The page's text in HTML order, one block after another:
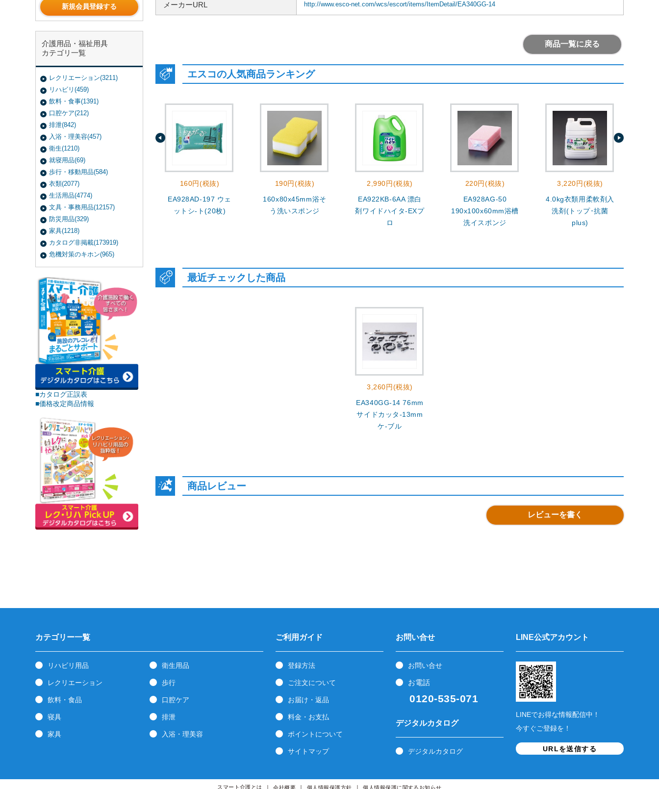
新規会員登録する
介護用品・福祉用具
カテゴリ一覧
レクリエーション(3211)
リハビリ(459)
飲料・食事(1391)
口腔ケア(212)
排泄(842)
入浴・理美容(457)
衛生(1210)
就寝用品(69)
歩行・移動用品(584)
衣類(2077)
生活用品(4774)
文具・事務用品(12157)
防災用品(329)
家具(1218)
カタログ非掲載(173919)
危機対策のキホン(965)
■カタログ正誤表
■価格改定商品情報
メーカーURL http://www.esco-net.com/wcs/escort/items/ItemDetail/EA340GG-14
商品一覧に戻る
エスコの人気商品ランキング
160円(税抜)
EA928AD-197 ウェ
ットシ-ト(20枚)
190円(税抜)
160x80x45mm浴そ
う洗いスポンジ
2,990円(税抜)
EA922KB-6AA 漂白
剤ワイドハイタ-EXプ
ロ
220円(税抜)
EA928AG-50
190x100x60mm浴槽
洗イスポンジ
3,220円(税抜)
4.0kg衣類用柔軟剤入
洗剤(トップ･抗菌
plus)
最近チェックした商品
3,260円(税抜)
EA340GG-14 76mm
サイドカッタ-13mm
ケ-ブル
商品レビュー
レビューを書く
カテゴリー一覧
リハビリ用品 衛生用品
レクリエーション 歩行
飲料・食品 口腔ケア
寝具 排泄
家具 入浴・理美容
ご利用ガイド
登録方法
ご注文について
お届け・返品
料金・お支払
ポイントについて
サイトマップ
お問い合せ
お問い合せ
お電話
0120-535-071
デジタルカタログ
デジタルカタログ
LINE公式アカウント
LINEでお得な情報配信中！
今すぐご登録を！
URLを送信する
スマート介護とは 会社概要 個人情報保護方針 個人情報保護に関するお知らせ